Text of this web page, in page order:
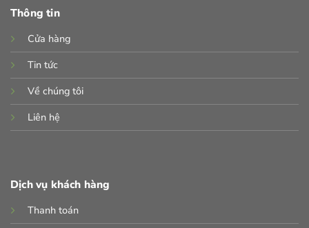
Thông tin
Cửa hàng
Tin tức
Về chúng tôi
Liên hệ
Dịch vụ khách hàng
Thanh toán